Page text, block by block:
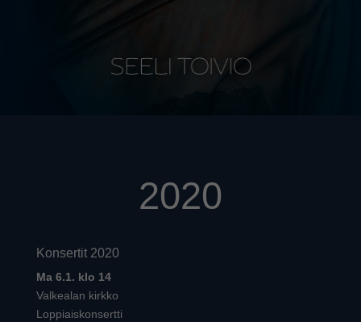
2020
Konsertit 2020
Ma 6.1. klo 14
Valkealan kirkko
Loppiaiskonsertti